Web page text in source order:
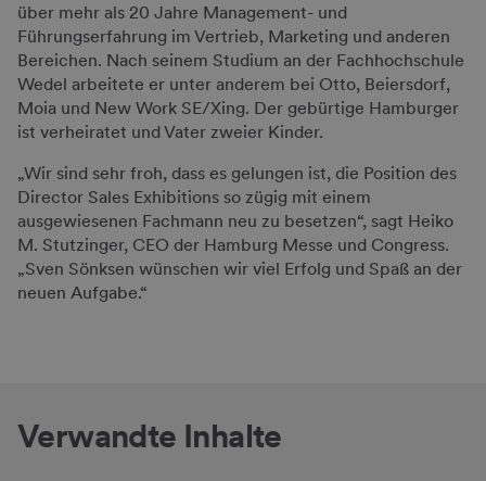
über mehr als 20 Jahre Management- und
Führungserfahrung im Vertrieb, Marketing und anderen
Bereichen. Nach seinem Studium an der Fachhochschule
Wedel arbeitete er unter anderem bei Otto, Beiersdorf,
Moia und New Work SE/Xing. Der gebürtige Hamburger
ist verheiratet und Vater zweier Kinder.
„Wir sind sehr froh, dass es gelungen ist, die Position des
Director Sales Exhibitions so zügig mit einem
ausgewiesenen Fachmann neu zu besetzen“, sagt Heiko
M. Stutzinger, CEO der Hamburg Messe und Congress.
„Sven Sönksen wünschen wir viel Erfolg und Spaß an der
neuen Aufgabe.“
Verwandte Inhalte